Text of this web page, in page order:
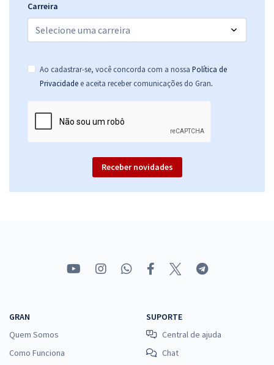
Carreira
Ao cadastrar-se, você concorda com a nossa Política de
Privacidade e aceita receber comunicações do Gran.
Receber novidades
GRAN
Quem Somos
Como Funciona
SUPORTE
Central de ajuda
Chat